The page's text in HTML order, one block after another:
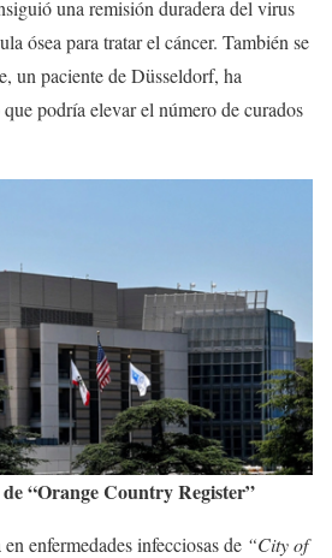
una remisión duradera del virus
ósea para tratar el cáncer. También se
un paciente de Düsseldorf, ha
podría elevar el número de curados
“Orange Country Register”
enfermedades infecciosas de “City of